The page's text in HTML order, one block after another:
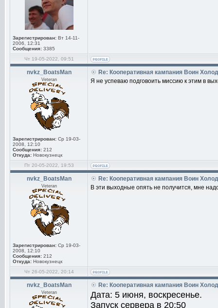
Зарегистрирован: Вт 14-11-
2006, 12:31
Сообщения: 3385
Чт 19-05-2022, 09:51
nvkz_BoatsMan
Veteran
Зарегистрирован: Ср 19-03-
2008, 12:10
Сообщения: 212
Откуда: Новокузнецк
Re: Кооперативная кампания Воин
Я не успеваю подговоить миссию к этим в
Пт 20-05-2022, 19:53
nvkz_BoatsMan
Veteran
Зарегистрирован: Ср 19-03-
2008, 12:10
Сообщения: 212
Откуда: Новокузнецк
Re: Кооперативная кампания Воин
В эти выходные опять не получится, мне
Чт 26-05-2022, 20:14
nvkz_BoatsMan
Veteran
Re: Кооперативная кампания Воин
Дата: 5 июня, воскресенье.
Запуск сервера в 20:50